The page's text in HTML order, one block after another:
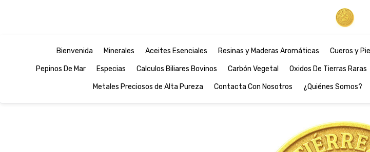
Bienvenida Minerales Aceites Esenciales Resinas y Maderas Aromáticas Cueros y
Pepinos De Mar Especias Calculos Biliares Bovinos Carbón Vegetal Oxidos De Tierras Raras
Metales Preciosos de Alta Pureza Contacta Con Nosotros ¿Quiénes Somos?